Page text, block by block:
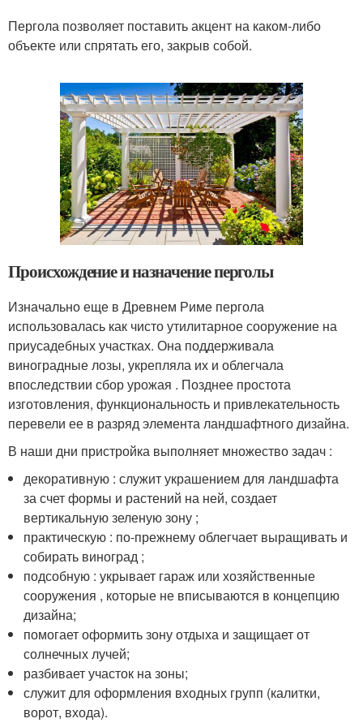
Пергола позволяет поставить акцент на каком-либо
объекте или спрятать его, закрыв собой.
Происхождение и назначение перголы
Изначально еще в Древнем Риме пергола
использовалась как чисто утилитарное сооружение на
приусадебных участках. Она поддерживала
виноградные лозы, укрепляла их и облегчала
впоследствии сбор урожая . Позднее простота
изготовления, функциональность и привлекательность
перевели ее в разряд элемента ландшафтного дизайна.
В наши дни пристройка выполняет множество задач :
декоративную : служит украшением для ландшафта
за счет формы и растений на ней, создает
вертикальную зеленую зону ;
практическую : по-прежнему облегчает выращивать и
собирать виноград ;
подсобную : укрывает гараж или хозяйственные
сооружения , которые не вписываются в концепцию
дизайна;
помогает оформить зону отдыха и защищает от
солнечных лучей;
разбивает участок на зоны;
служит для оформления входных групп (калитки,
ворот, входа).